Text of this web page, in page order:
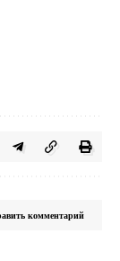
комментарий